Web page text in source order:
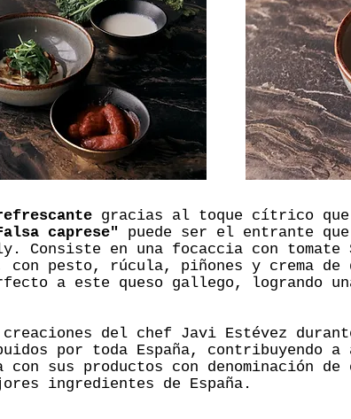
gracias al toque cítrico
caprese" puede ser el entrante
Consiste en una focaccia con tomate
con pesto, rúcula, piñones y crema de
a este queso gallego, logrando
del chef Javi Estévez
por toda España, contribuyendo a
sus productos con denominación
ingredientes de España.